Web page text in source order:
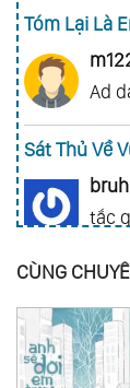
Tóm Lại Là
Ad
Sát Thủ Về
bruh
tắc
Gia Đình
ai
CÙNG